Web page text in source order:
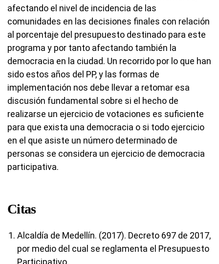
afectando el nivel de incidencia de las
comunidades en las decisiones finales con relación
al porcentaje del presupuesto destinado para este
programa y por tanto afectando también la
democracia en la ciudad. Un recorrido por lo que han
sido estos años del PP, y las formas de
implementación nos debe llevar a retomar esa
discusión fundamental sobre si el hecho de
realizarse un ejercicio de votaciones es suficiente
para que exista una democracia o si todo ejercicio
en el que asiste un número determinado de
personas se considera un ejercicio de democracia
participativa.
Citas
Alcaldía de Medellín. (2017). Decreto 697 de 2017,
por medio del cual se reglamenta el Presupuesto
Participativo.